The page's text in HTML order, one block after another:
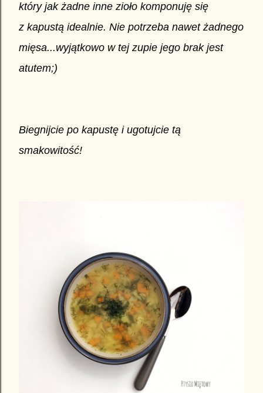
który jak żadne inne zioło komponuję się
z kapustą idealnie. Nie potrzeba nawet żadnego
mięsa...wyjątkowo w tej zupie jego brak jest
atutem;)
Biegnijcie po kapustę i ugotujcie tą
smakowitość!